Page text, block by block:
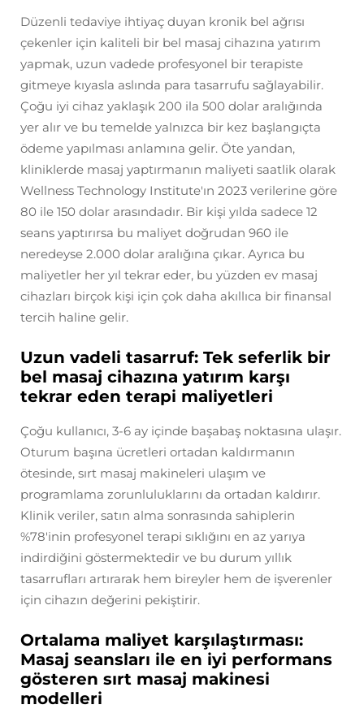
Düzenli tedaviye ihtiyaç duyan kronik bel ağrısı
çekenler için kaliteli bir bel masaj cihazına yatırım
yapmak, uzun vadede profesyonel bir terapiste
gitmeye kıyasla aslında para tasarrufu sağlayabilir.
Çoğu iyi cihaz yaklaşık 200 ila 500 dolar aralığında
yer alır ve bu temelde yalnızca bir kez başlangıçta
ödeme yapılması anlamına gelir. Öte yandan,
kliniklerde masaj yaptırmanın maliyeti saatlik olarak
Wellness Technology Institute'ın 2023 verilerine göre
80 ile 150 dolar arasındadır. Bir kişi yılda sadece 12
seans yaptırırsa bu maliyet doğrudan 960 ile
neredeyse 2.000 dolar aralığına çıkar. Ayrıca bu
maliyetler her yıl tekrar eder, bu yüzden ev masaj
cihazları birçok kişi için çok daha akıllıca bir finansal
tercih haline gelir.
Uzun vadeli tasarruf: Tek seferlik bir
bel masaj cihazına yatırım karşı
tekrar eden terapi maliyetleri
Çoğu kullanıcı, 3-6 ay içinde başabaş noktasına ulaşır.
Oturum başına ücretleri ortadan kaldırmanın
ötesinde, sırt masaj makineleri ulaşım ve
programlama zorunluluklarını da ortadan kaldırır.
Klinik veriler, satın alma sonrasında sahiplerin
%78'inin profesyonel terapi sıklığını en az yarıya
indirdiğini göstermektedir ve bu durum yıllık
tasarrufları artırarak hem bireyler hem de işverenler
için cihazın değerini pekiştirir.
Ortalama maliyet karşılaştırması:
Masaj seansları ile en iyi performans
gösteren sırt masaj makinesi
modelleri